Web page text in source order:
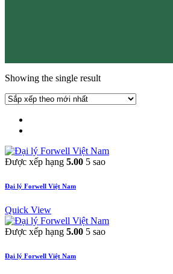
Showing the single result
Được xếp hạng 5.00 5 sao
Đại lý Forwell Việt Nam
Quick View
Được xếp hạng 5.00 5 sao
Đại lý Forwell Việt Nam